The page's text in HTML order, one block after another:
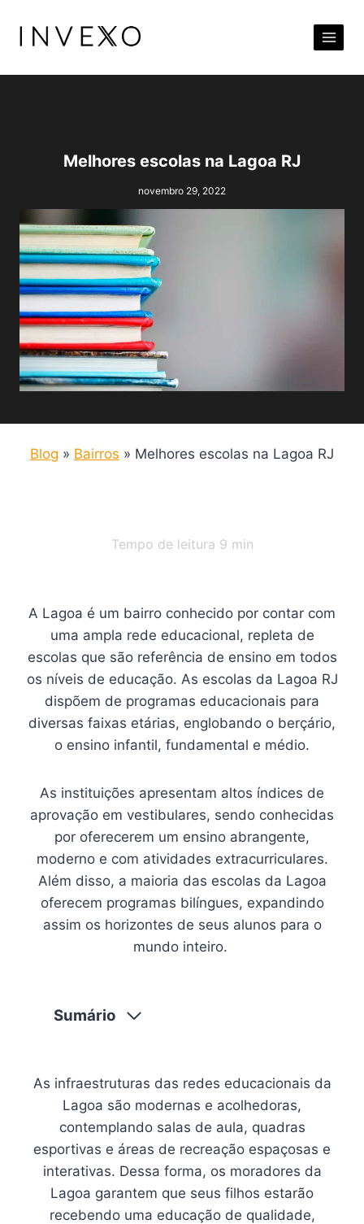
para
Conteúdo
Melhores escolas na Lagoa RJ
novembro 29, 2022
Blog » Bairros » Melhores escolas na Lagoa RJ
Tempo de leitura 9 min
A Lagoa é um bairro conhecido por contar com
uma ampla rede educacional, repleta de
escolas que são referência de ensino em todos
os níveis de educação. As escolas da Lagoa RJ
dispõem de programas educacionais para
diversas faixas etárias, englobando o berçário,
o ensino infantil, fundamental e médio.
As instituições apresentam altos índices de
aprovação em vestibulares, sendo conhecidas
por oferecerem um ensino abrangente,
moderno e com atividades extracurriculares.
Além disso, a maioria das escolas da Lagoa
oferecem programas bilíngues, expandindo
assim os horizontes de seus alunos para o
mundo inteiro.
Sumário
As infraestruturas das redes educacionais da
Lagoa são modernas e acolhedoras,
contemplando salas de aula, quadras
esportivas e áreas de recreação espaçosas e
interativas. Dessa forma, os moradores da
Lagoa garantem que seus filhos estarão
recebendo uma educação de qualidade,